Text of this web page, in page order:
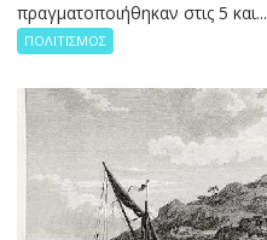
πραγματοποιήθηκαν στις 5 και...
ΠΟΛΙΤΙΣΜΟΣ